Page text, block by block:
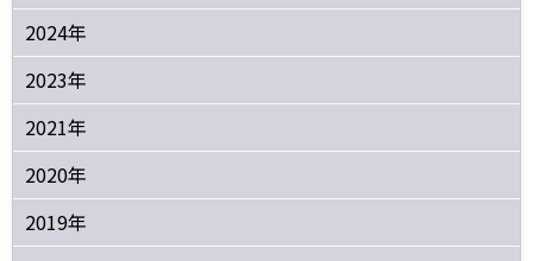
2024年
2023年
2021年
2020年
2019年